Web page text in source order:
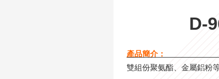
D-
產品簡介：
雙組份聚氨酯、金屬鋁粉